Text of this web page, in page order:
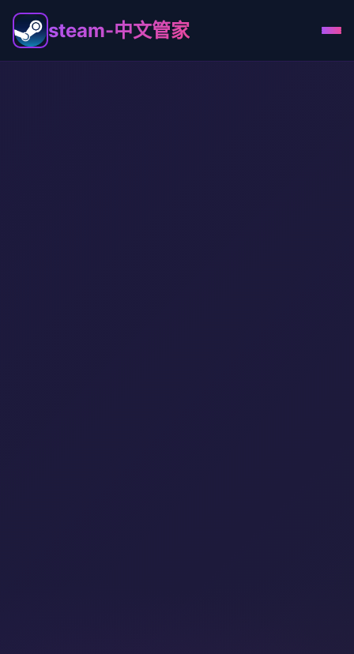
steam-中文管家